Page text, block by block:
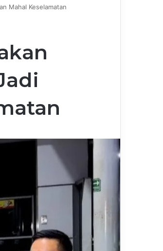
Mahal Keselamatan